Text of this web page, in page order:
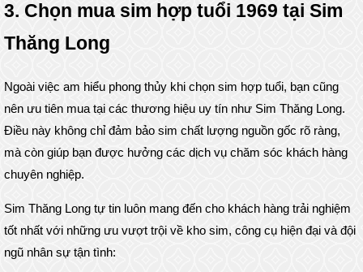
3. Chọn mua sim hợp tuổi 1969 tại Sim
Thăng Long
Ngoài việc am hiểu phong thủy khi chọn sim hợp tuổi, bạn cũng
nên ưu tiên mua tại các thương hiệu uy tín như Sim Thăng Long.
Điều này không chỉ đảm bảo sim chất lượng nguồn gốc rõ ràng,
mà còn giúp bạn được hưởng các dịch vụ chăm sóc khách hàng
chuyên nghiệp.
Sim Thăng Long tự tin luôn mang đến cho khách hàng trải nghiệm
tốt nhất với những ưu vượt trội về kho sim, công cụ hiện đại và đội
ngũ nhân sự tận tình: